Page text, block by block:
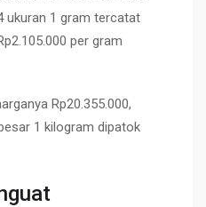
ukuran 1 gram tercatat
per gram
Rp20.355.000,
1 kilogram dipatok